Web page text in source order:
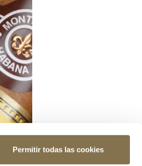
Permitir todas las cookies